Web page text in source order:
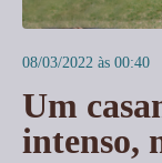
08/03/2022 às 00:40
Um
intenso,